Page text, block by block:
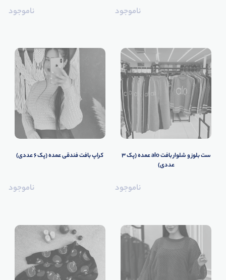
ناموجود ناموجود
ست بلوز و شلوار بافت alo عمده (پک 3
عددی)
ناموجود
️کراپ بافت فندقی عمده (پک 6 عددی)️
ناموجود